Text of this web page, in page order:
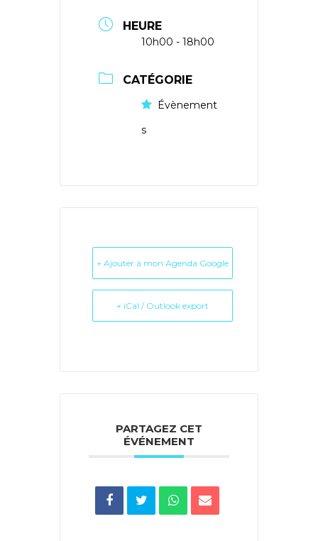
HEURE
10h00 - 18h00
CATÉGORIE
Évènement
s
+ Ajouter à mon Agenda Google
+ iCal / Outlook export
PARTAGEZ CET
ÉVÉNEMENT